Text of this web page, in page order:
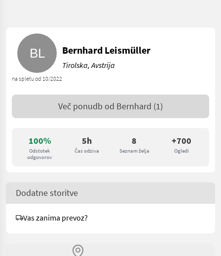
100%
Odstotek
odgovorov
5h
Čas odziva
8
Seznam želja
+700
Ogledi
na spletu od 10/2022
Bernhard Leismüller
Tirolska, Avstrija
Več ponudb od Bernhard (1)
Dodatne storitve
Vas zanima prevoz?